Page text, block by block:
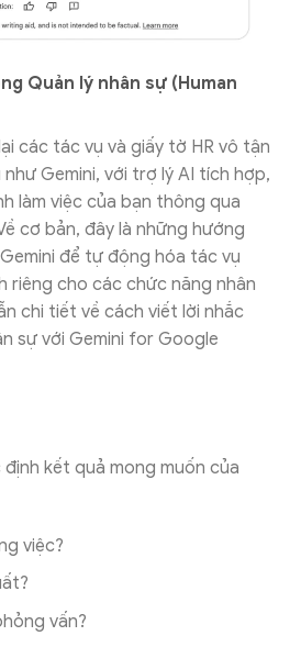
Quản lý nhân sự (Human
các tác vụ và giấy tờ HR vô tận
Gemini, với trợ lý AI tích hợp,
làm việc của bạn thông qua
cơ bản, đây là những hướng
để tự động hóa tác vụ
riêng cho các chức năng nhân
chi tiết về cách viết lời nhắc
sự với Gemini for Google
kết quả mong muốn của
việc?
vấn?